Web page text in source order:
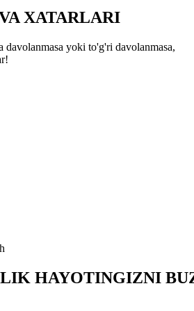
XATARLARI
yoki to'g'ri davolanmasa,
HAYOTINGIZNI